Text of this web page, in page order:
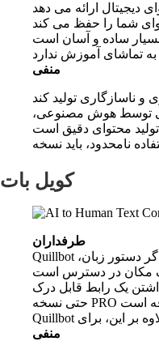
شما را حفظ می کند
منفی
توسط هوش مصنوعی،
کویل بات
طرفداران
Quillbot با یک بازنویس، یک بررسی‌کننده سرقت ادبی، یک خلاصه‌کننده، یک تولیدکننده استناد، یک بررسی گر دستور زبان،
منفی